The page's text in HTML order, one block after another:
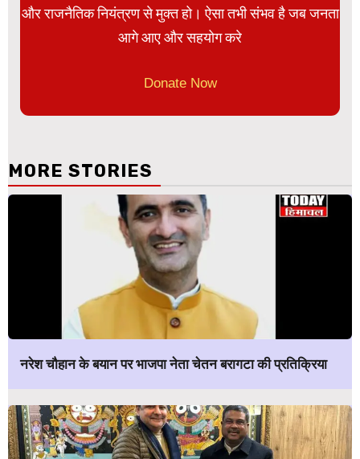
और राजनैतिक नियंत्रण से मुक्त हो। ऐसा तभी संभव है जब जनता
आगे आए और सहयोग करे
Donate Now
MORE STORIES
नरेश चौहान के बयान पर भाजपा नेता चेतन बरागटा की प्रतिक्रिया